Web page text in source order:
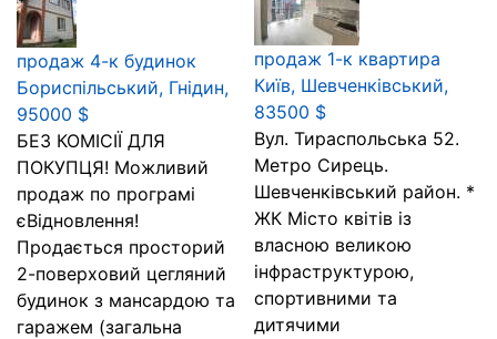
продаж 4-к будинок
Бориспільський, Гнідин,
95000 $
БЕЗ КОМІСІЇ ДЛЯ
ПОКУПЦЯ! Можливий
продаж по програмі
єВідновлення!
Продається просторий
2-поверховий цегляний
будинок з мансардою та
гаражем (загальна
продаж 1-к квартира
Київ, Шевченківський,
83500 $
Вул. Тираспольська 52.
Метро Сирець.
Шевченківський район. *
ЖК Місто квітів із
власною великою
інфраструктурою,
спортивними та
дитячими